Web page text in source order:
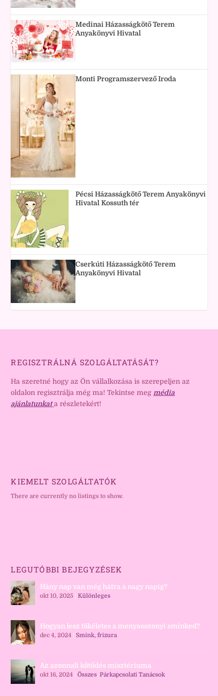
Medinai Házasságkötő Terem
Anyakönyvi Hivatal
Monti Programszervező Iroda
Pécsi Házasságkötő Terem Anyakönyvi
Hivatal Kossuth tér
Cserkúti Házasságkötő Terem
Anyakönyvi Hivatal
REGISZTRÁLNÁ SZOLGÁLTATÁSÁT?
Ha szeretné hogy az Ön vállalkozása is szerepeljen az
oldalon regisztrálja még ma! Tekintse meg média
ajánlatunkat a részletekért!
KIEMELT SZOLGÁLTATÓK
There are currently no listings to show.
LEGUTÓBBI BEJEGYZÉSEK
Hány nap van még hátra a nagy napig?
okt 10, 2025 |Különleges
Hogyan lesz tökéletes a menyasszonyi sminked?
dec 4, 2024 |Smink, frizura
Az azonnali kötődés misztériuma
okt 16, 2024 |Összes,Párkapcsolati Tanácsok